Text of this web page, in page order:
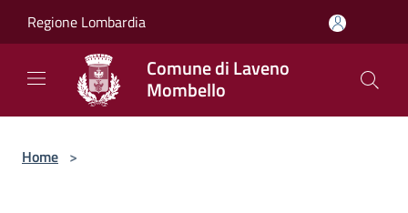
Regione Lombardia
Comune di Laveno
Mombello
Home >